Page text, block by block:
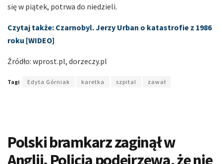
się w piątek, potrwa do niedzieli.
Czytaj także: Czarnobyl. Jerzy Urban o katastrofie z 1986
roku [WIDEO]
Źródło: wprost.pl, dorzeczy.pl
Tagi Edyta Górniak karetka szpital zawał
Polski bramkarz zaginął w